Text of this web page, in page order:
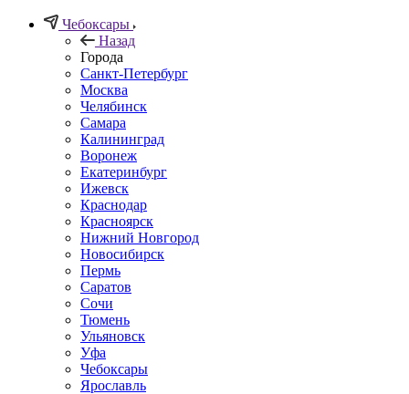
Чебоксары
Назад
Города
Санкт-Петербург
Москва
Челябинск
Самара
Калининград
Воронеж
Екатеринбург
Ижевск
Краснодар
Красноярск
Нижний Новгород
Новосибирск
Пермь
Саратов
Сочи
Тюмень
Ульяновск
Уфа
Чебоксары
Ярославль